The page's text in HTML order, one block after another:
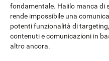
fondamentale. Haiilo manca di
rende impossibile una
potenti funzionalità di
contenuti e comunicazioni in
altro ancora.